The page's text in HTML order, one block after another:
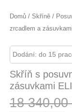
Domů / Skříně /
zrcadlem a
Dodání: do 15
Skříň s
zásuvkami
18 340,00